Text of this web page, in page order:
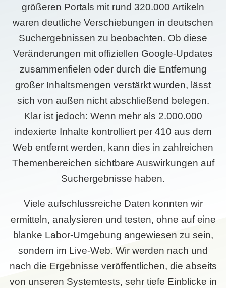
größeren Portals mit rund 320.000 Artikeln
waren deutliche Verschiebungen in deutschen
Suchergebnissen zu beobachten. Ob diese
Veränderungen mit offiziellen Google-Updates
zusammenfielen oder durch die Entfernung
großer Inhaltsmengen verstärkt wurden, lässt
sich von außen nicht abschließend belegen.
Klar ist jedoch: Wenn mehr als 2.000.000
indexierte Inhalte kontrolliert per 410 aus dem
Web entfernt werden, kann dies in zahlreichen
Themenbereichen sichtbare Auswirkungen auf
Suchergebnisse haben.
Viele aufschlussreiche Daten konnten wir
ermitteln, analysieren und testen, ohne auf eine
blanke Labor-Umgebung angewiesen zu sein,
sondern im Live-Web. Wir werden nach und
nach die Ergebnisse veröffentlichen, die abseits
von unseren Systemtests, sehr tiefe Einblicke in